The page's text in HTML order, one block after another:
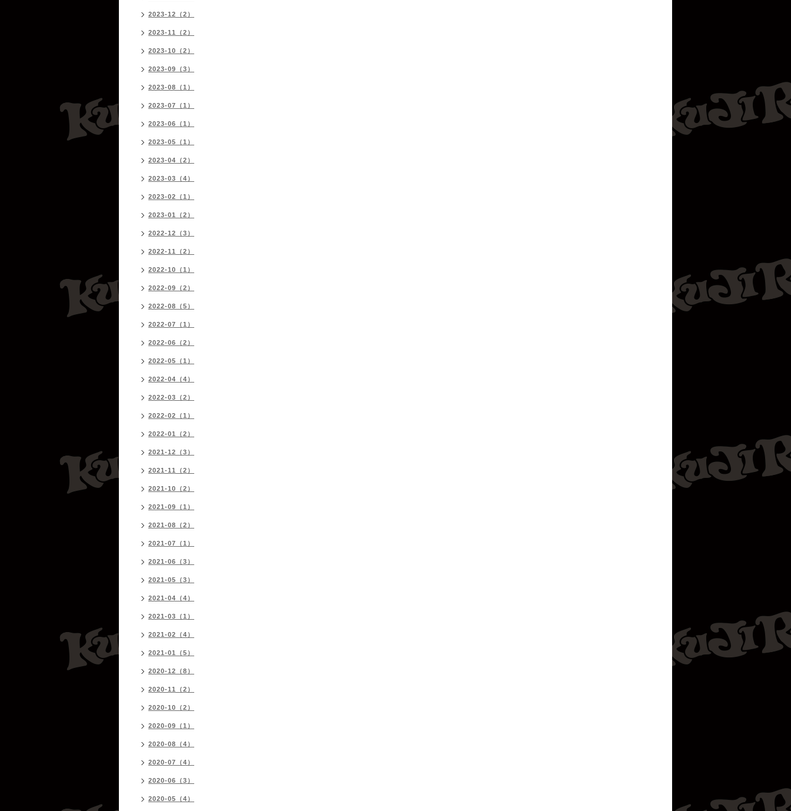
2023-12（2）
2023-11（2）
2023-10（2）
2023-09（3）
2023-08（1）
2023-07（1）
2023-06（1）
2023-05（1）
2023-04（2）
2023-03（4）
2023-02（1）
2023-01（2）
2022-12（3）
2022-11（2）
2022-10（1）
2022-09（2）
2022-08（5）
2022-07（1）
2022-06（2）
2022-05（1）
2022-04（4）
2022-03（2）
2022-02（1）
2022-01（2）
2021-12（3）
2021-11（2）
2021-10（2）
2021-09（1）
2021-08（2）
2021-07（1）
2021-06（3）
2021-05（3）
2021-04（4）
2021-03（1）
2021-02（4）
2021-01（5）
2020-12（8）
2020-11（2）
2020-10（2）
2020-09（1）
2020-08（4）
2020-07（4）
2020-06（3）
2020-05（4）